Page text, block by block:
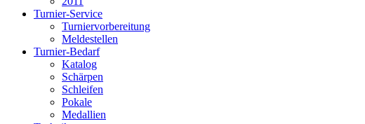
Turnier-Service
Turniervorbereitung
Meldestellen
Turnier-Bedarf
Katalog
Schärpen
Schleifen
Pokale
Medallien